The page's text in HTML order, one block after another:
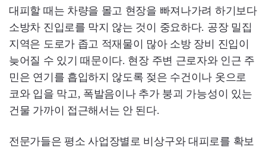
대피할 때는 차량을 몰고 현장을 빠져나가려 하기보다
소방차 진입로를 막지 않는 것이 중요하다. 공장 밀집
지역은 도로가 좁고 적재물이 많아 소방 장비 진입이
늦어질 수 있기 때문이다. 현장 주변 근로자와 인근 주
민은 연기를 흡입하지 않도록 젖은 수건이나 옷으로
코와 입을 막고, 폭발음이나 추가 붕괴 가능성이 있는
건물 가까이 접근해서는 안 된다.
전문가들은 평소 사업장별로 비상구와 대피로를 확보